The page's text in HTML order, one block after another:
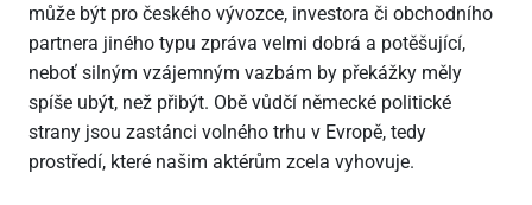
může být pro českého vývozce, investora či obchodního
partnera jiného typu zpráva velmi dobrá a potěšující,
neboť silným vzájemným vazbám by překážky měly
spíše ubýt, než přibýt. Obě vůdčí německé politické
strany jsou zastánci volného trhu v Evropě, tedy
prostředí, které našim aktérům zcela vyhovuje.